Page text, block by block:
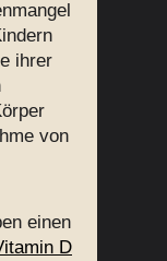
ihrer
von
einen
D